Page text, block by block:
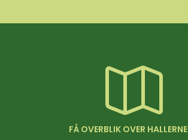
FÅ OVERBLIK OVER HALLERNE